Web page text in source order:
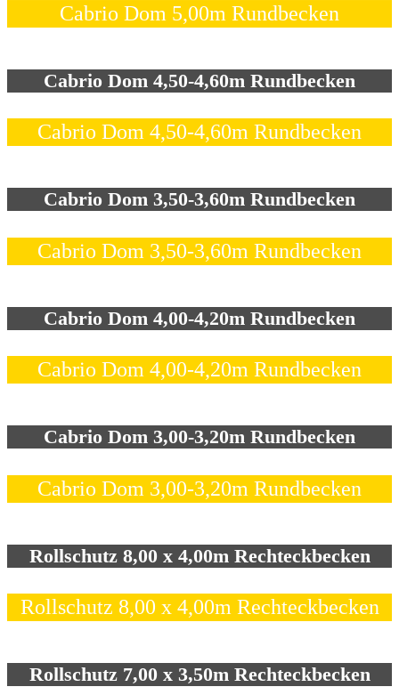
Cabrio Dom 5,00m Rundbecken
Cabrio Dom 4,50-4,60m Rundbecken
Cabrio Dom 4,50-4,60m Rundbecken
Cabrio Dom 3,50-3,60m Rundbecken
Cabrio Dom 3,50-3,60m Rundbecken
Cabrio Dom 4,00-4,20m Rundbecken
Cabrio Dom 4,00-4,20m Rundbecken
Cabrio Dom 3,00-3,20m Rundbecken
Cabrio Dom 3,00-3,20m Rundbecken
Rollschutz 8,00 x 4,00m Rechteckbecken
Rollschutz 8,00 x 4,00m Rechteckbecken
Rollschutz 7,00 x 3,50m Rechteckbecken